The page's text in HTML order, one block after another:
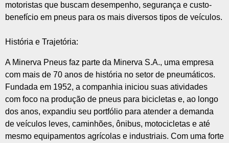
motoristas que buscam desempenho, segurança e custo-
benefício em pneus para os mais diversos tipos de veículos.
História e Trajetória:
A Minerva Pneus faz parte da Minerva S.A., uma empresa
com mais de 70 anos de história no setor de pneumáticos.
Fundada em 1952, a companhia iniciou suas atividades
com foco na produção de pneus para bicicletas e, ao longo
dos anos, expandiu seu portfólio para atender a demanda
de veículos leves, caminhões, ônibus, motocicletas e até
mesmo equipamentos agrícolas e industriais. Com uma forte